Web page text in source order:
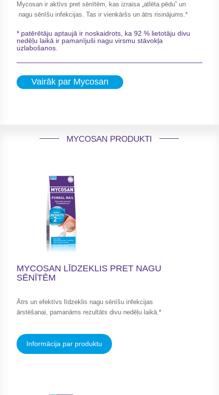
Mycosan ir aktīvs pret sēnītēm, kas izraisa „atlēta pēdu” un
nagu sēnīšu infekcijas. Tas ir vienkāršs un ātrs risinājums.*
* patērētāju aptaujā ir noskaidrots, ka 92 % lietotāju divu
nedēļu laikā ir pamanījuši nagu virsmu stāvokļa
uzlabošanos.
Vairāk par Mycosan
MYCOSAN PRODUKTI
MYCOSAN LĪDZEKLIS PRET NAGU
SĒNĪTĒM
Ātrs un efektīvs līdzeklis nagu sēnīšu infekcijas
ārstēšanai, pamanāms rezultāts divu nedēļu laikā.*
Informācija par produktu